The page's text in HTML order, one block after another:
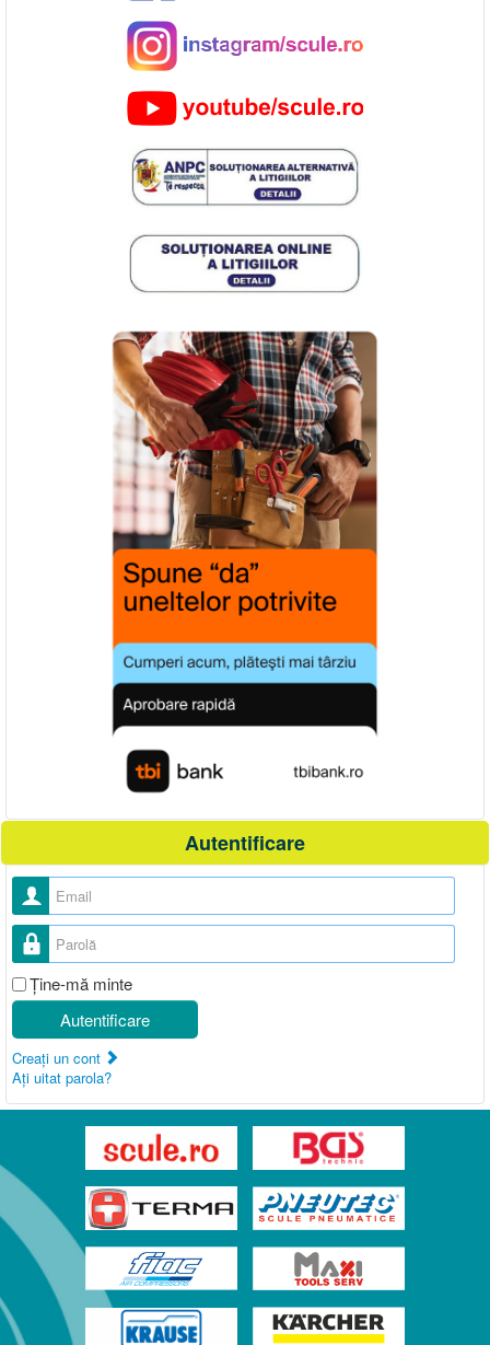
Autentificare
Nume utilizator
Parolă
Ţine-mă minte
Autentificare
Creaţi un cont
Aţi uitat parola?